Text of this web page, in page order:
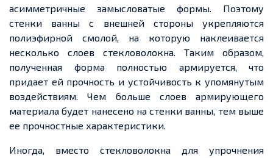
асимметричные замысловатые формы. Поэтому
стенки ванны с внешней стороны укрепляются
полиэфирной смолой, на которую наклеивается
несколько слоев стекловолокна. Таким образом,
полученная форма полностью армируется, что
придает ей прочность и устойчивость к упомянутым
воздействиям. Чем больше слоев армирующего
материала будет нанесено на стенки ванны, тем выше
ее прочностные характеристики.
Иногда, вместо стекловолокна для упрочнения